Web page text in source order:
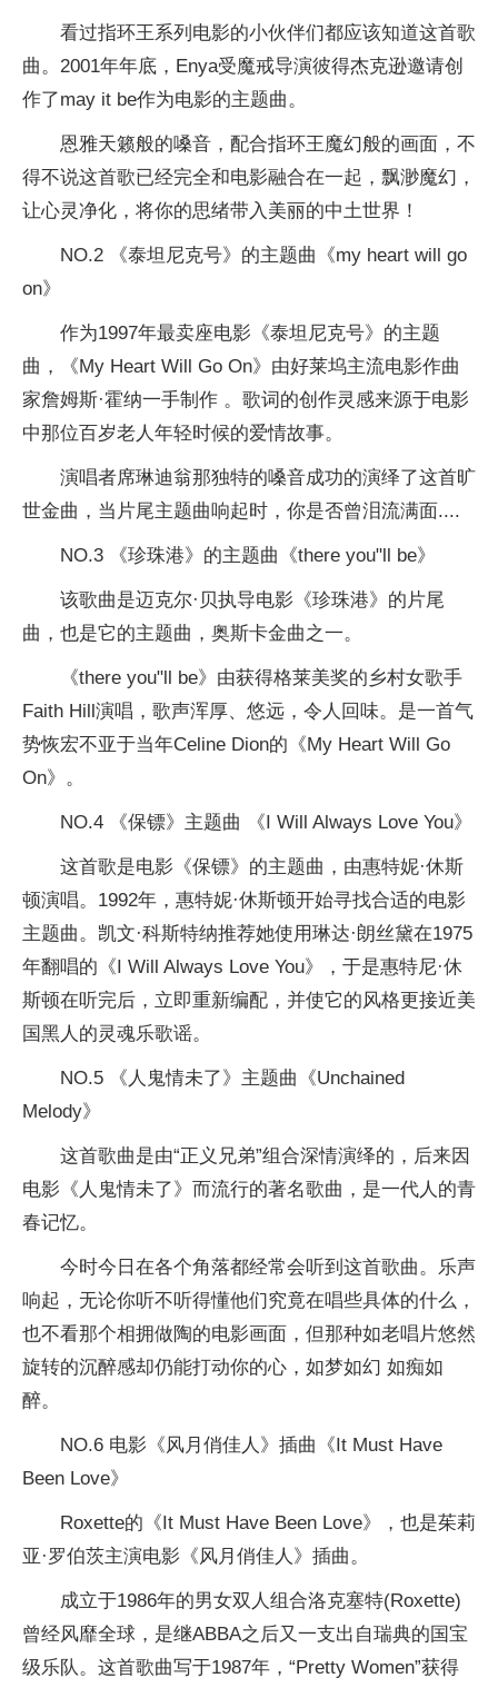
看过指环王系列电影的小伙伴们都应该知道这首歌
曲。2001年年底，Enya受魔戒导演彼得杰克逊邀请创
作了may it be作为电影的主题曲。
恩雅天籁般的嗓音，配合指环王魔幻般的画面，不
得不说这首歌已经完全和电影融合在一起，飘渺魔幻，
让心灵净化，将你的思绪带入美丽的中土世界！
NO.2 《泰坦尼克号》的主题曲《my heart will go
on》
作为1997年最卖座电影《泰坦尼克号》的主题
曲，《My Heart Will Go On》由好莱坞主流电影作曲
家詹姆斯·霍纳一手制作 。歌词的创作灵感来源于电影
中那位百岁老人年轻时候的爱情故事。
演唱者席琳迪翁那独特的嗓音成功的演绎了这首旷
世金曲，当片尾主题曲响起时，你是否曾泪流满面....
NO.3 《珍珠港》的主题曲《there you"ll be》
该歌曲是迈克尔·贝执导电影《珍珠港》的片尾
曲，也是它的主题曲，奥斯卡金曲之一。
《there you"ll be》由获得格莱美奖的乡村女歌手
Faith Hill演唱，歌声浑厚、悠远，令人回味。是一首气
势恢宏不亚于当年Celine Dion的《My Heart Will Go
On》。
NO.4 《保镖》主题曲 《I Will Always Love You》
这首歌是电影《保镖》的主题曲，由惠特妮·休斯
顿演唱。1992年，惠特妮·休斯顿开始寻找合适的电影
主题曲。凯文·科斯特纳推荐她使用琳达·朗丝黛在1975
年翻唱的《I Will Always Love You》，于是惠特尼·休
斯顿在听完后，立即重新编配，并使它的风格更接近美
国黑人的灵魂乐歌谣。
NO.5 《人鬼情未了》主题曲《Unchained
Melody》
这首歌曲是由“正义兄弟”组合深情演绎的，后来因
电影《人鬼情未了》而流行的著名歌曲，是一代人的青
春记忆。
今时今日在各个角落都经常会听到这首歌曲。乐声
响起，无论你听不听得懂他们究竟在唱些具体的什么，
也不看那个相拥做陶的电影画面，但那种如老唱片悠然
旋转的沉醉感却仍能打动你的心，如梦如幻 如痴如
醉。
NO.6 电影《风月俏佳人》插曲《It Must Have
Been Love》
Roxette的《It Must Have Been Love》，也是茱莉
亚·罗伯茨主演电影《风月俏佳人》插曲。
成立于1986年的男女双人组合洛克塞特(Roxette)
曾经风靡全球，是继ABBA之后又一支出自瑞典的国宝
级乐队。这首歌曲写于1987年，“Pretty Women”获得